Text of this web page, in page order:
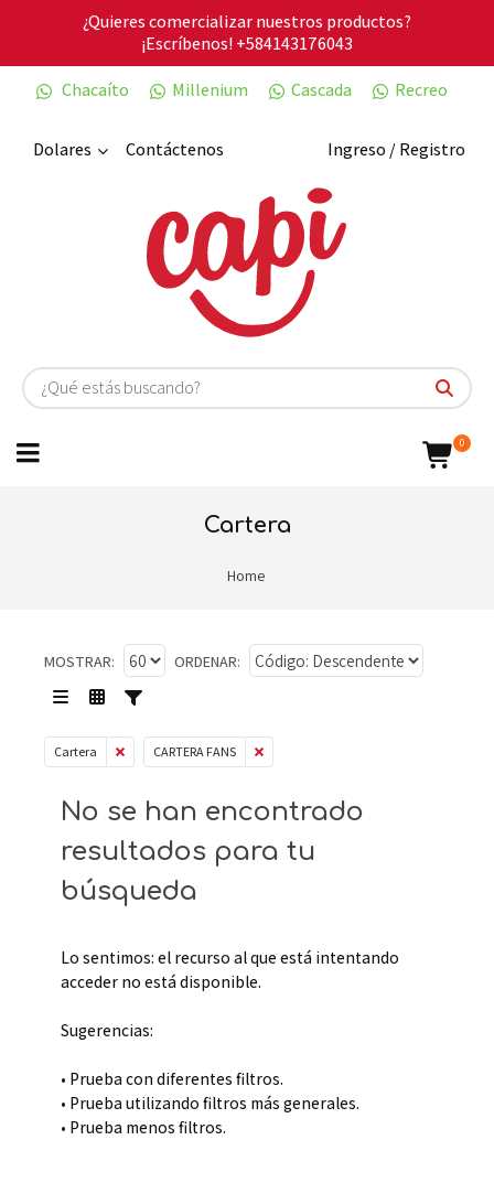
¿Quieres comercializar nuestros productos?
¡Escríbenos!+584143176043
Chacaíto
Millenium Cascada Recreo
Dolares Ingreso / Registro
Contáctenos
0
cartera
Home
MOSTRAR: ORDENAR:
Cartera CARTERA FANS
No se han encontrado
resultados para tu
búsqueda
Lo sentimos: el recurso al que está intentando
acceder no está disponible.
Sugerencias:
• Prueba con diferentes filtros.
• Prueba utilizando filtros más generales.
• Prueba menos filtros.